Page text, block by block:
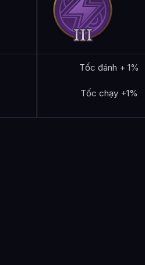
Tốc đánh + 1%
Tốc chạy +1%